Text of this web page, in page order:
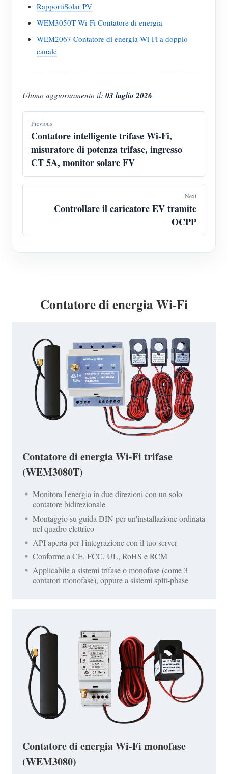
RapportiSolar PV
WEM3050T Wi-Fi Contatore di energia
WEM2067 Contatore di energia Wi-Fi a doppio
canale
Ultimo aggiornamento il: 03 luglio 2026
Previous
Contatore intelligente trifase Wi-Fi,
misuratore di potenza trifase, ingresso
CT 5A, monitor solare FV
Next
Controllare il caricatore EV tramite
OCPP
Contatore di energia Wi-Fi
Contatore di energia Wi-Fi trifase
(WEM3080T)
Monitora l'energia in due direzioni con un solo
contatore bidirezionale
Montaggio su guida DIN per un'installazione ordinata
nel quadro elettrico
API aperta per l'integrazione con il tuo server
Conforme a CE, FCC, UL, RoHS e RCM
Applicabile a sistemi trifase o monofase (come 3
contatori monofase), oppure a sistemi split-phase
Contatore di energia Wi-Fi monofase
(WEM3080)